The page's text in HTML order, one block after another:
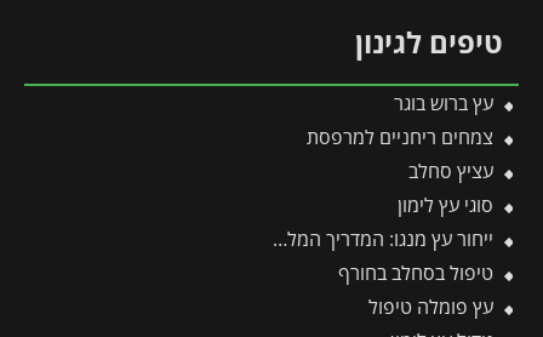
טיפים לגינון
עץ ברוש בוגר
צמחים ריחניים למרפסת
עציץ סחלב
סוגי עץ לימון
ייחור עץ מנגו: המדריך המלא לריבוי וכל הסיבות למה עדיף לוותר על זה
טיפול בסחלב בחורף
עץ פומלה טיפול